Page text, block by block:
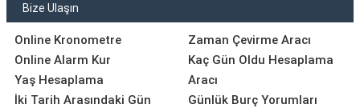
Bize Ulaşın
Online Kronometre
Online Alarm Kur
Yaş Hesaplama
İki Tarih Arasındaki Gün
Zaman Çevirme Aracı
Kaç Gün Oldu Hesaplama
Aracı
Günlük Burç Yorumları